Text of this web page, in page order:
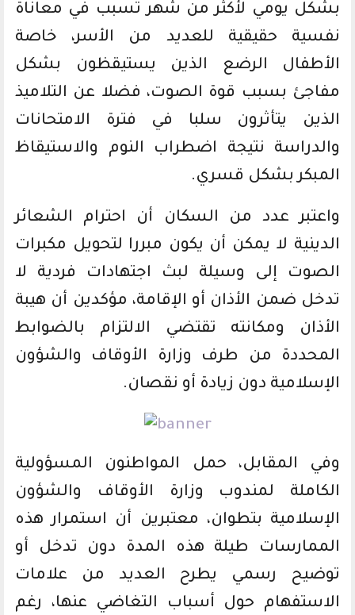
بشكل يومي لأكثر من شهر تسبب في معاناة
نفسية حقيقية للعديد من الأسر، خاصة
الأطفال الرضع الذين يستيقظون بشكل
مفاجئ بسبب قوة الصوت، فضلا عن التلاميذ
الذين يتأثرون سلبا في فترة الامتحانات
والدراسة نتيجة اضطراب النوم والاستيقاظ
المبكر بشكل قسري.
واعتبر عدد من السكان أن احترام الشعائر
الدينية لا يمكن أن يكون مبررا لتحويل مكبرات
الصوت إلى وسيلة لبث اجتهادات فردية لا
تدخل ضمن الأذان أو الإقامة، مؤكدين أن هيبة
الأذان ومكانته تقتضي الالتزام بالضوابط
المحددة من طرف وزارة الأوقاف والشؤون
الإسلامية دون زيادة أو نقصان.
وفي المقابل، حمل المواطنون المسؤولية
الكاملة لمندوب وزارة الأوقاف والشؤون
الإسلامية بتطوان، معتبرين أن استمرار هذه
الممارسات طيلة هذه المدة دون تدخل أو
توضيح رسمي يطرح العديد من علامات
الاستفهام حول أسباب التغاضي عنها، رغم